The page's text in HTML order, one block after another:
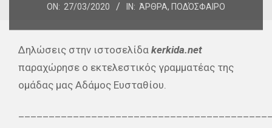
ON: 27/03/2020 IN: ΆΡΘΡΑ, ΠΟΔΌΣΦΑΙΡΟ
Δηλώσεις στην ιστοσελίδα kerkida.net
παραχώρησε ο εκτελεστικός γραμματέας της
ομάδας μας Αδάμος Ευσταθίου.